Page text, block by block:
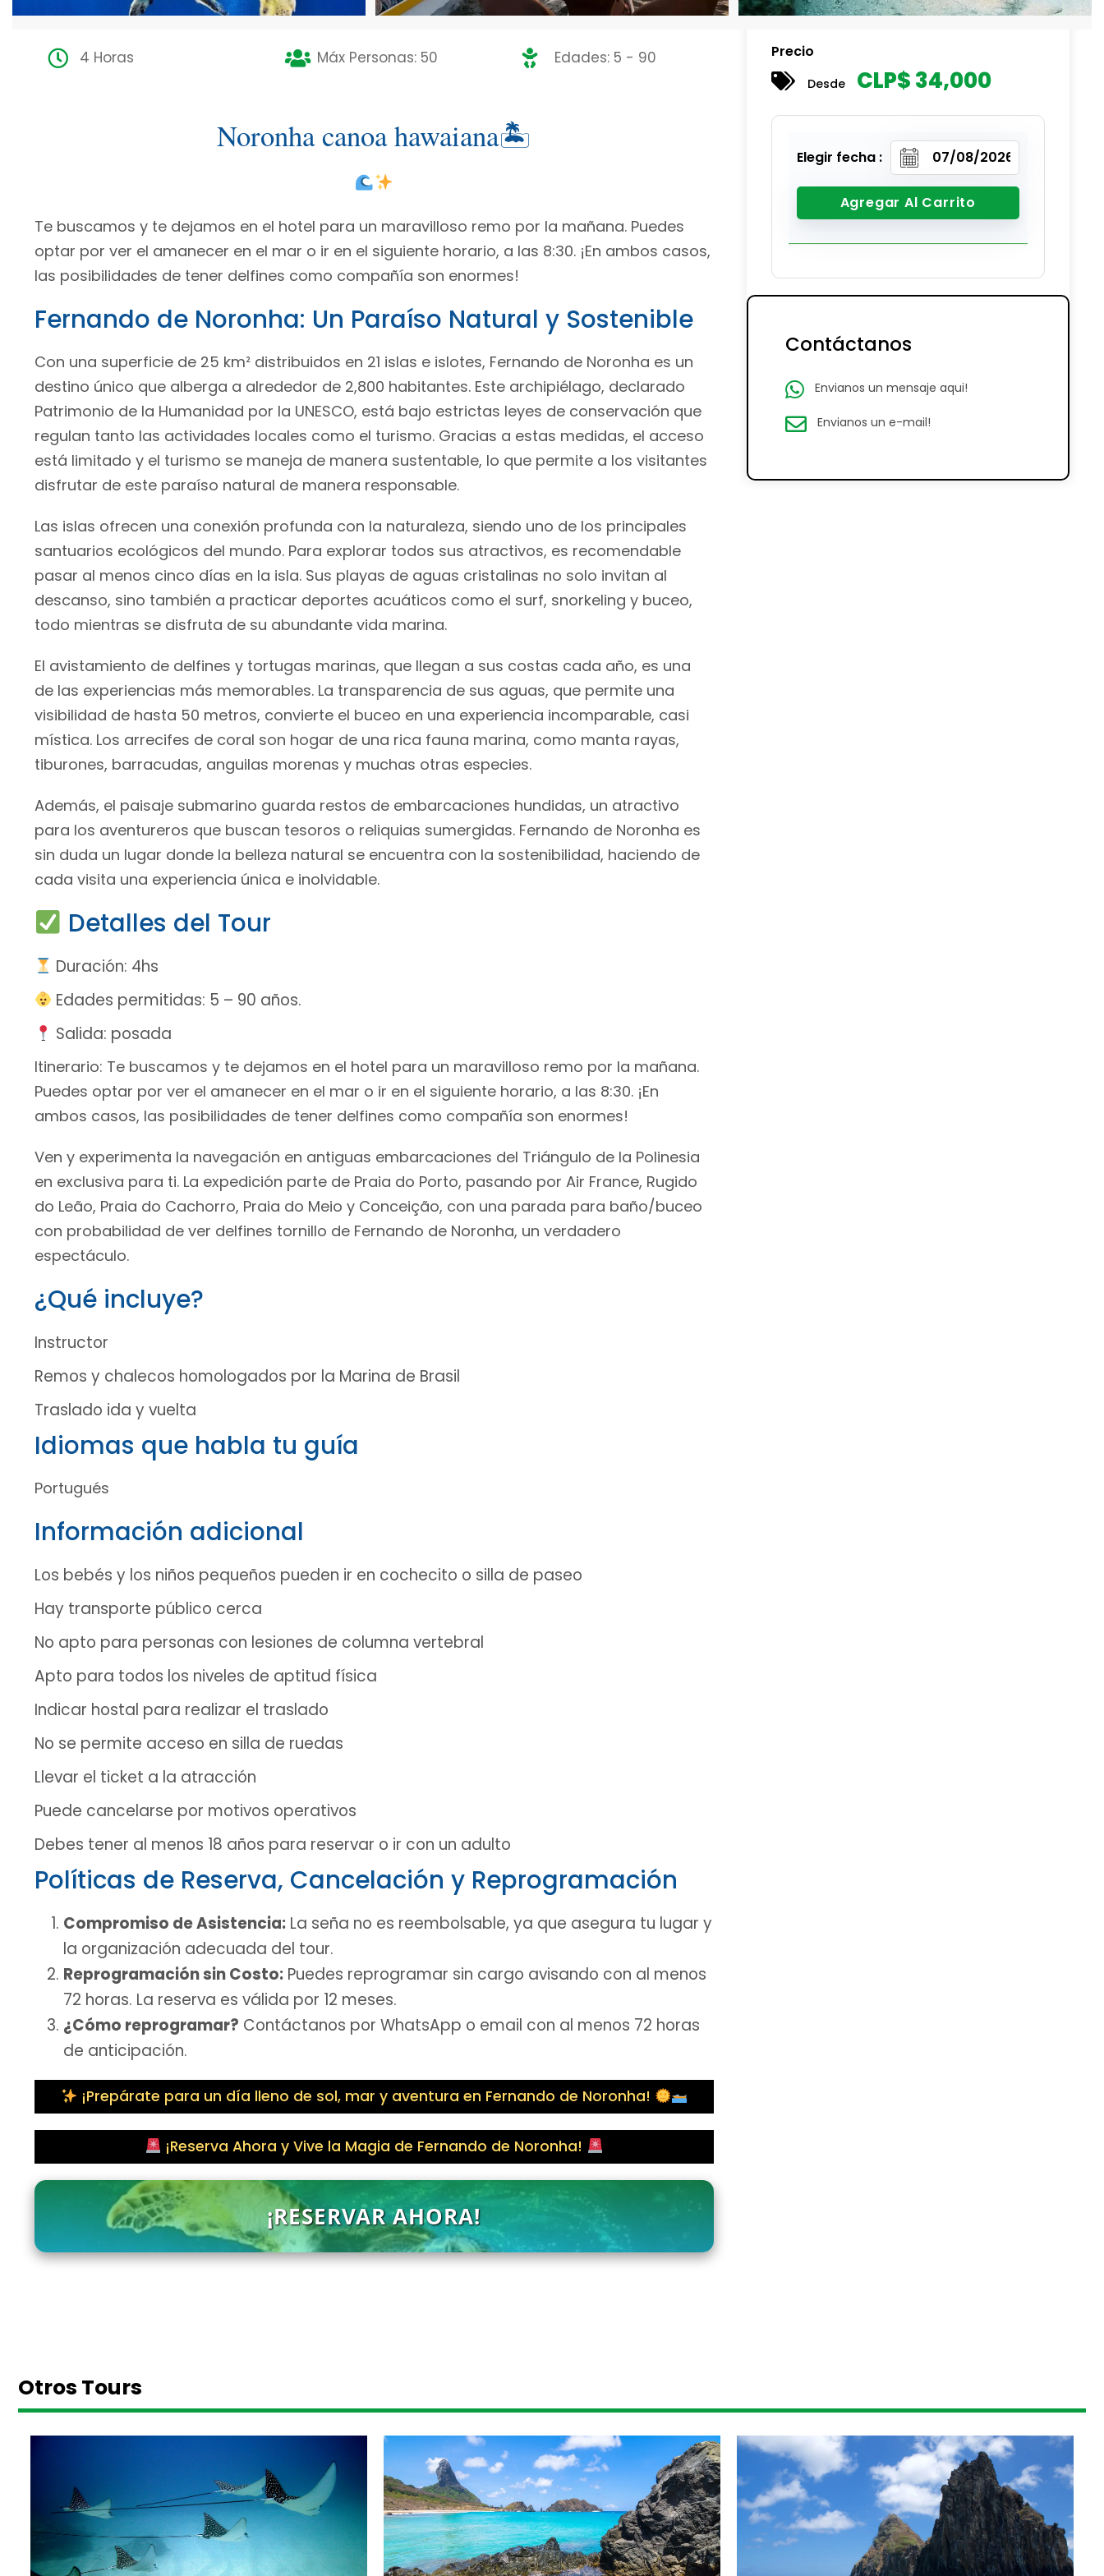
4 Horas Máx Personas: 50 Edades: 5 - 90
Noronha canoa hawaiana🏝
Te buscamos y te dejamos en el hotel para un maravilloso remo por la mañana. Puedes
optar por ver el amanecer en el mar o ir en el siguiente horario, a las 8:30. ¡En ambos casos,
las posibilidades de tener delfines como compañía son enormes!
Fernando de Noronha: Un Paraíso Natural y Sostenible
Con una superficie de 25 km² distribuidos en 21 islas e islotes, Fernando de Noronha es un
destino único que alberga a alrededor de 2,800 habitantes. Este archipiélago, declarado
Patrimonio de la Humanidad por la UNESCO, está bajo estrictas leyes de conservación que
regulan tanto las actividades locales como el turismo. Gracias a estas medidas, el acceso
está limitado y el turismo se maneja de manera sustentable, lo que permite a los visitantes
disfrutar de este paraíso natural de manera responsable.
Las islas ofrecen una conexión profunda con la naturaleza, siendo uno de los principales
santuarios ecológicos del mundo. Para explorar todos sus atractivos, es recomendable
pasar al menos cinco días en la isla. Sus playas de aguas cristalinas no solo invitan al
descanso, sino también a practicar deportes acuáticos como el surf, snorkeling y buceo,
todo mientras se disfruta de su abundante vida marina.
El avistamiento de delfines y tortugas marinas, que llegan a sus costas cada año, es una
de las experiencias más memorables. La transparencia de sus aguas, que permite una
visibilidad de hasta 50 metros, convierte el buceo en una experiencia incomparable, casi
mística. Los arrecifes de coral son hogar de una rica fauna marina, como manta rayas,
tiburones, barracudas, anguilas morenas y muchas otras especies.
Además, el paisaje submarino guarda restos de embarcaciones hundidas, un atractivo
para los aventureros que buscan tesoros o reliquias sumergidas. Fernando de Noronha es
sin duda un lugar donde la belleza natural se encuentra con la sostenibilidad, haciendo de
cada visita una experiencia única e inolvidable.
Detalles del Tour
Duración: 4hs
Edades permitidas: 5 – 90 años.
Salida: posada
Itinerario: Te buscamos y te dejamos en el hotel para un maravilloso remo por la mañana.
Puedes optar por ver el amanecer en el mar o ir en el siguiente horario, a las 8:30. ¡En
ambos casos, las posibilidades de tener delfines como compañía son enormes!
Ven y experimenta la navegación en antiguas embarcaciones del Triángulo de la Polinesia
en exclusiva para ti. La expedición parte de Praia do Porto, pasando por Air France, Rugido
do Leão, Praia do Cachorro, Praia do Meio y Conceição, con una parada para baño/buceo
con probabilidad de ver delfines tornillo de Fernando de Noronha, un verdadero
espectáculo.
¿Qué incluye?
Instructor
Remos y chalecos homologados por la Marina de Brasil
Traslado ida y vuelta
Idiomas que habla tu guía
Portugués
Información adicional
Los bebés y los niños pequeños pueden ir en cochecito o silla de paseo
Hay transporte público cerca
No apto para personas con lesiones de columna vertebral
Apto para todos los niveles de aptitud física
Indicar hostal para realizar el traslado
No se permite acceso en silla de ruedas
Llevar el ticket a la atracción
Puede cancelarse por motivos operativos
Debes tener al menos 18 años para reservar o ir con un adulto
Políticas de Reserva, Cancelación y Reprogramación
Compromiso de Asistencia: La seña no es reembolsable, ya que asegura tu lugar y
la organización adecuada del tour.
Reprogramación sin Costo: Puedes reprogramar sin cargo avisando con al menos
72 horas. La reserva es válida por 12 meses.
¿Cómo reprogramar? Contáctanos por WhatsApp o email con al menos 72 horas
de anticipación.
¡Prepárate para un día lleno de sol, mar y aventura en Fernando de Noronha!
¡Reserva Ahora y Vive la Magia de Fernando de Noronha!
¡RESERVAR AHORA!
Precio
Desde CLP$34,000
Elegir fecha :
Agregar Al Carrito
Contáctanos
Envianos un mensaje aqui!
Envianos un e-mail!
Otros Tours